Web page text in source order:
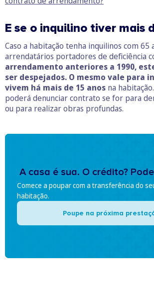
E se o inquilino tiver mais
Caso a habitação tenha inquilinos com 65
arrendatários portadores de deficiência
arrendamento anteriores a 1990,
ser despejados. O mesmo vale para
vivem há mais de 15 anos na
poderá denunciar contrato se for para
ou para realizar obras profundas.
A casa é sua. O crédito?
Comece a poupar com a transferência do
habitação.
Poupe na próxima